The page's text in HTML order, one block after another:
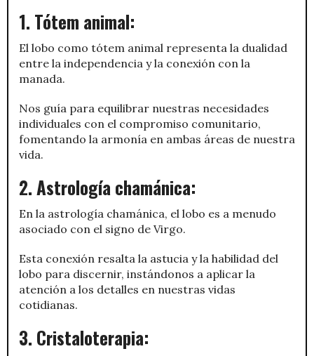
1. Tótem animal:
El lobo como tótem animal representa la dualidad
entre la independencia y la conexión con la
manada.
Nos guía para equilibrar nuestras necesidades
individuales con el compromiso comunitario,
fomentando la armonía en ambas áreas de nuestra
vida.
2. Astrología chamánica:
En la astrología chamánica, el lobo es a menudo
asociado con el signo de Virgo.
Esta conexión resalta la astucia y la habilidad del
lobo para discernir, instándonos a aplicar la
atención a los detalles en nuestras vidas
cotidianas.
3. Cristaloterapia: